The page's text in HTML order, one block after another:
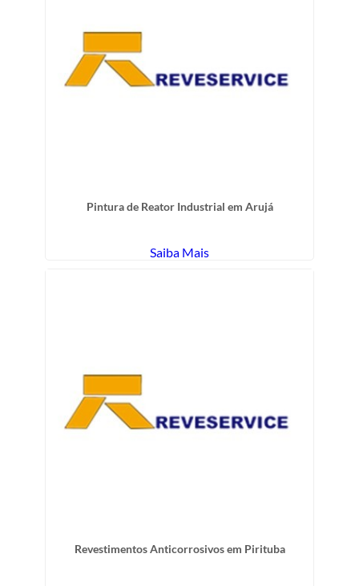
Pintura de Reator Industrial em Arujá
Saiba Mais
Revestimentos Anticorrosivos em Pirituba